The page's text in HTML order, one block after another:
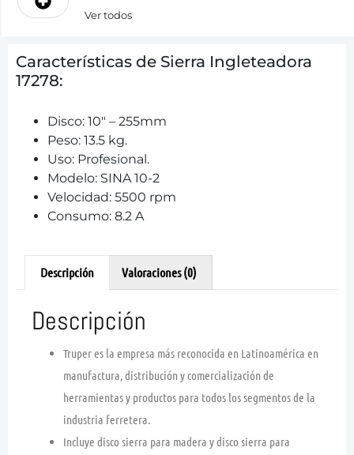
Ver todos
Características de Sierra Ingleteadora
17278:
Disco: 10″ – 255mm
Peso: 13.5 kg.
Uso: Profesional.
Modelo: SINA 10-2
Velocidad: 5500 rpm
Consumo: 8.2 A
Descripción Valoraciones (0)
Descripción
Truper es la empresa más reconocida en Latinoamérica en
manufactura, distribución y comercialización de
herramientas y productos para todos los segmentos de la
industria ferretera.
Incluye disco sierra para madera y disco sierra para